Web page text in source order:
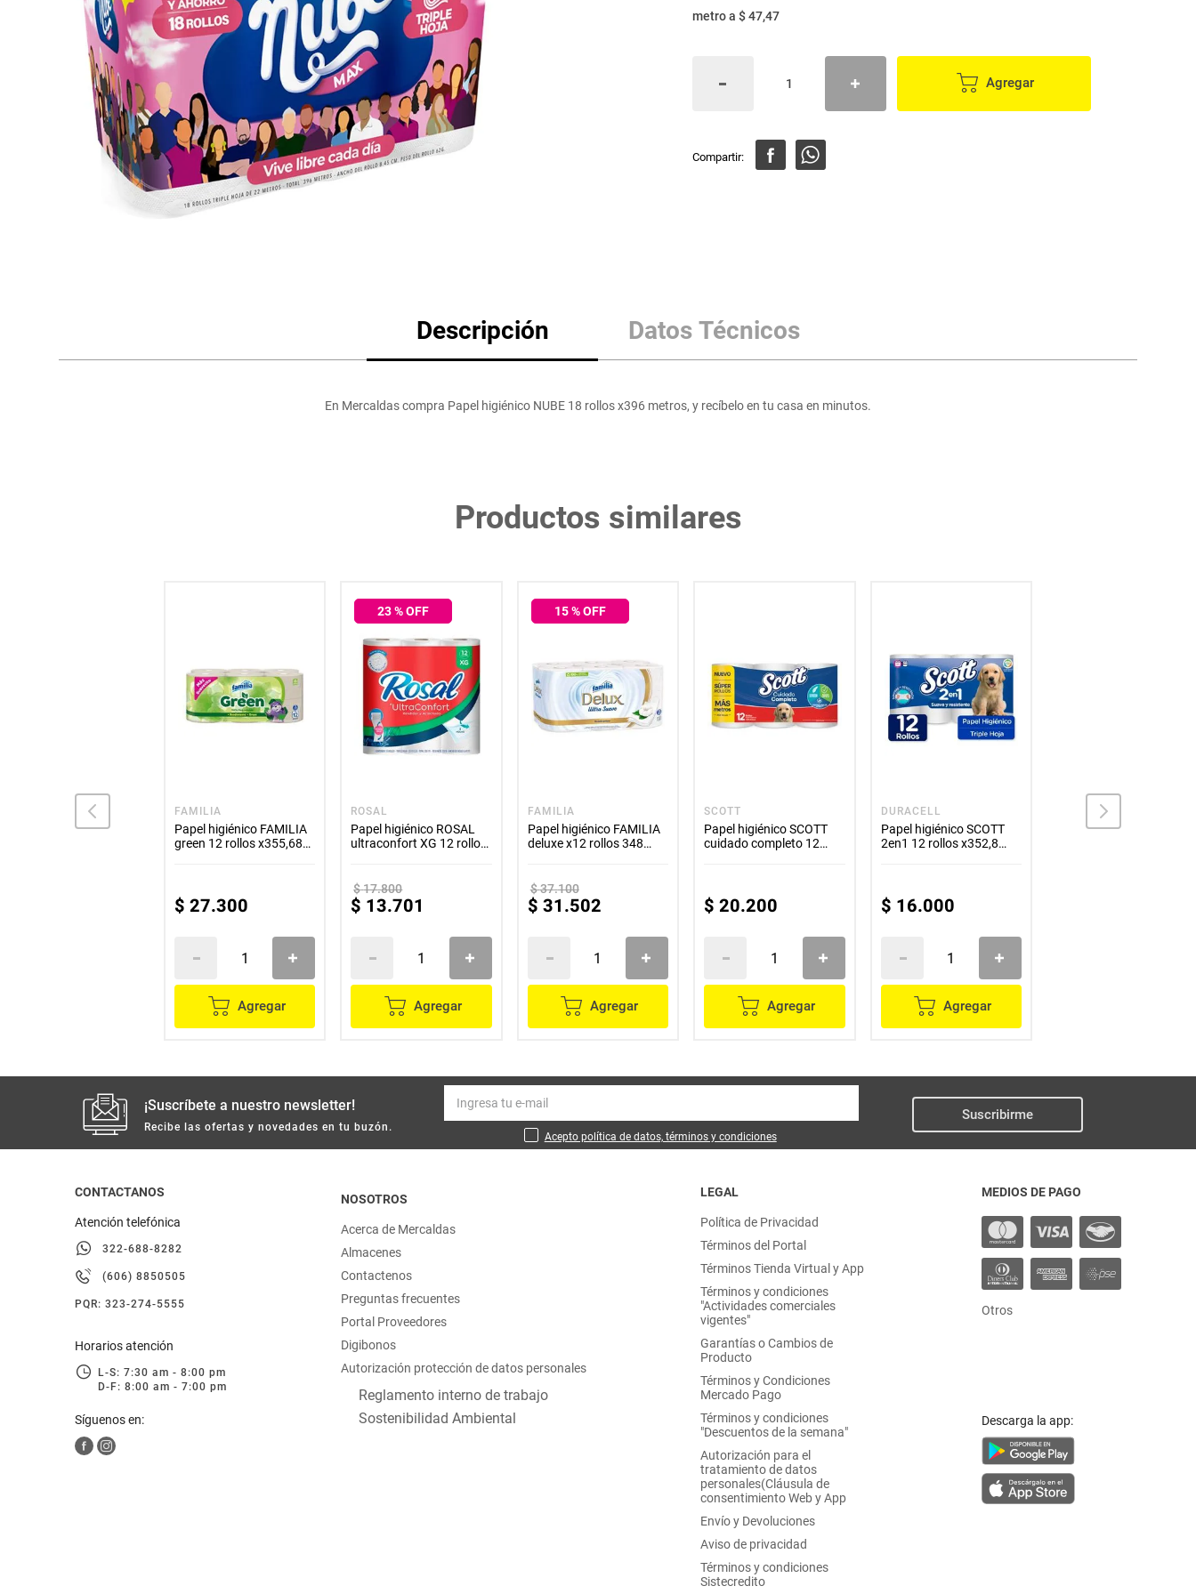
lácteos y refrigerados
vinos y licores
cuidado del bebé
otros
metroa $ 47,47
Agregar
Descripción Datos Técnicos
En Mercaldas compra Papel higiénico NUBE 18 rollos x396 metros, y recíbelo en tu casa en minutos.
Productos similares
higiénico ROSAL
FAMILIA
Papel higiénico FAMILIA
green 12 rollos x355,68
$ 27.300
Agregar
23% OFF
ROSAL
Papel higiénico ROSAL
ultraconfort XG 12 rollos
$17.800
$ 13.701
Agregar
15% OFF
FAMILIA
Papel higiénico FAMILIA
deluxe x12 rollos 348
$37.100
$ 31.502
Agregar
SCOTT
Papel higiénico SCOTT
cuidado completo 12
$ 20.200
Agregar
DURACELL
Papel higiénico SCOTT
2en1 12 rollos x352,8
$ 16.000
Agregar
Papel higiénico NUBE 12
¡Suscríbete a nuestro newsletter!
Recibe las ofertas y novedades en tu buzón.
Acepto política de datos, términos y condiciones
Suscribirme
CONTACTANOS
Atención telefónica
322-688-8282
(606) 8850505
PQR: 323-274-5555
Horarios atención
L-S: 7:30 am - 8:00 pm
D-F: 8:00 am - 7:00 pm
Síguenos en:
NOSOTROS
Acerca de Mercaldas
Almacenes
Contactenos
Preguntas frecuentes
Portal Proveedores
Digibonos
Autorización protección de datos personales
Reglamento interno de trabajo
Sostenibilidad Ambiental
LEGAL
Política de Privacidad
Términos del Portal
Términos Tienda Virtual y App
Términos y condiciones
"Actividades comerciales
vigentes"
Garantías o Cambios de
Producto
Términos y Condiciones
Mercado Pago
Términos y condiciones
"Descuentos de la semana"
Autorización para el
tratamiento de datos
personales(Cláusula de
consentimiento Web y App
Envío y Devoluciones
Aviso de privacidad
Términos y condiciones
Sistecredito
MEDIOS DE PAGO
Otros
Descarga la app:
Mantequilla